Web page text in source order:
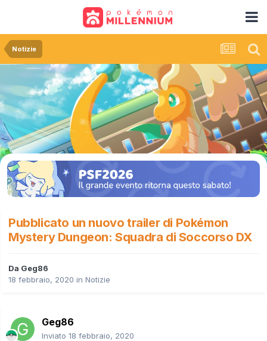
Notizie
Pubblicato un nuovo trailer di Pokémon
Mystery Dungeon: Squadra di Soccorso DX
Da Geg86
18 febbraio, 2020 in Notizie
Geg86
Inviato 18 febbraio, 2020